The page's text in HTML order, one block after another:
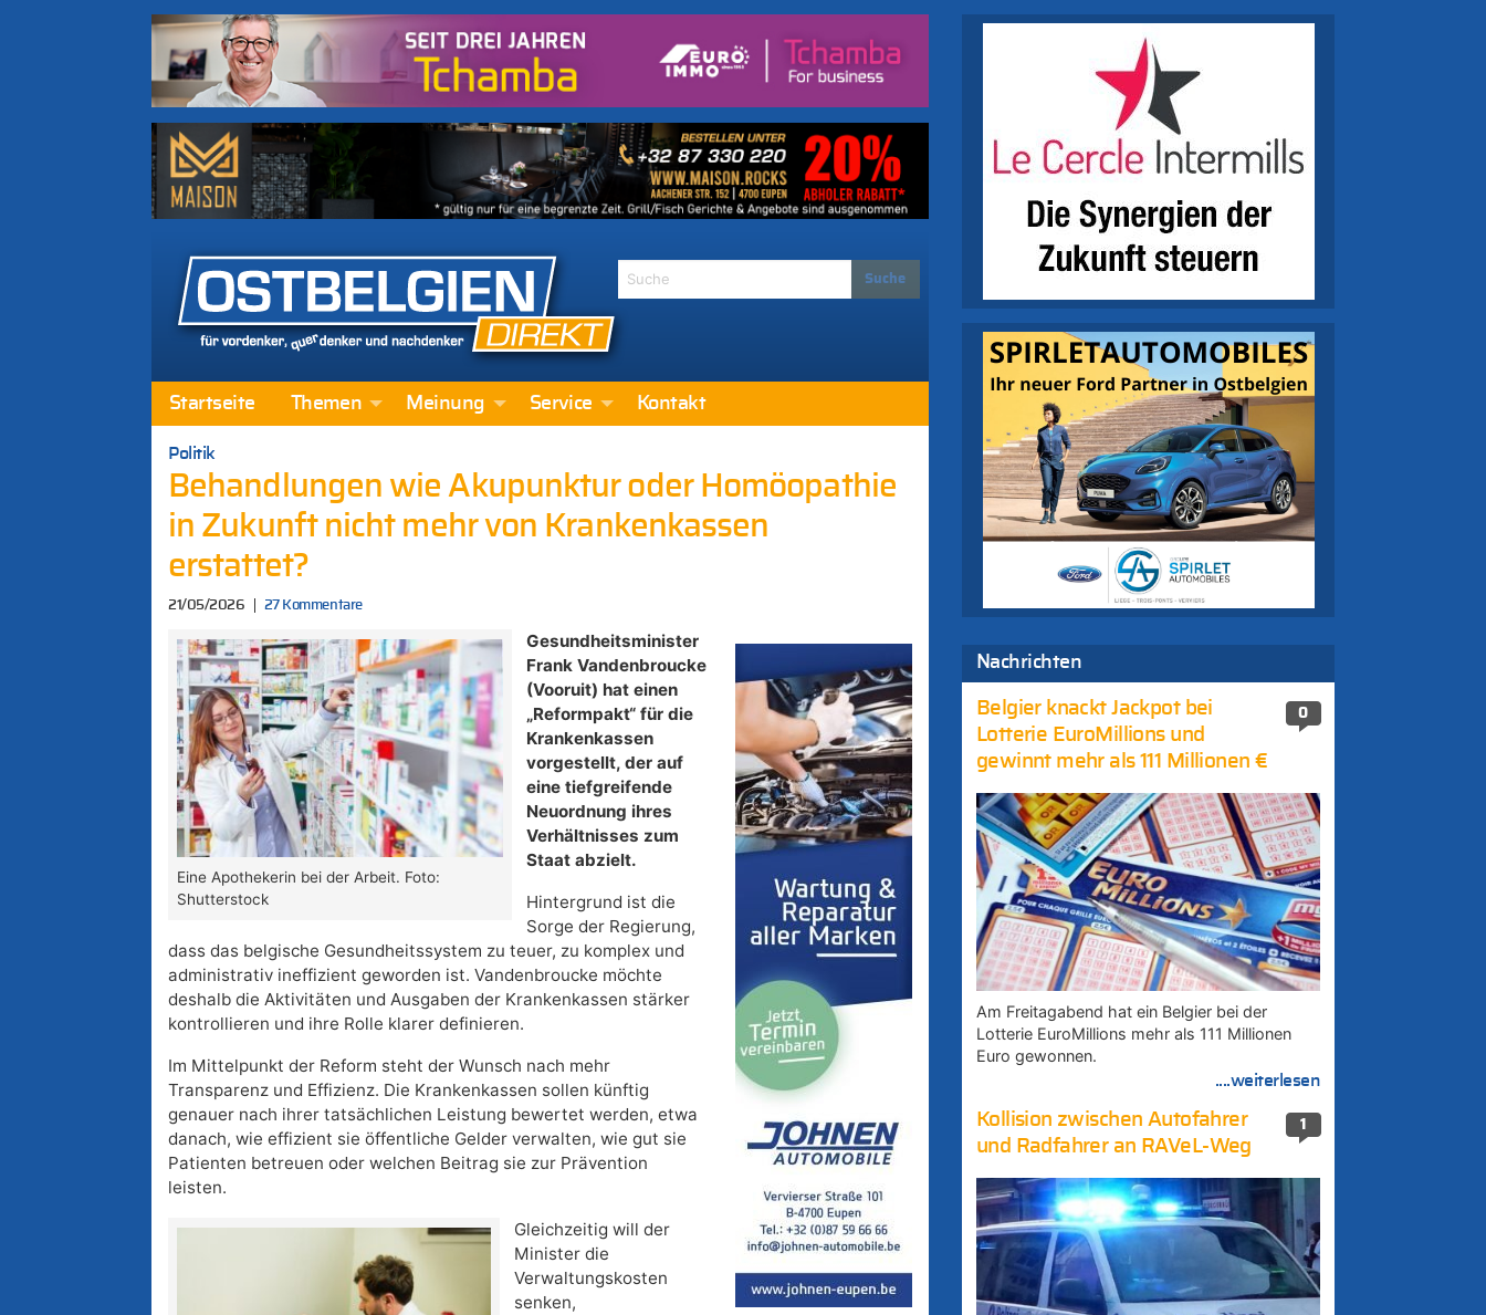
Startseite Themen Meinung Service Kontakt
Politik
Behandlungen wie Akupunktur oder Homöopathie
in Zukunft nicht mehr von Krankenkassen
erstattet?
21/05/2026 27 Kommentare
Eine Apothekerin bei der Arbeit. Foto:
Shutterstock
Gesundheitsminister
Frank Vandenbroucke
(Vooruit) hat einen
„Reformpakt“ für die
Krankenkassen
vorgestellt, der auf
eine tiefgreifende
Neuordnung ihres
Verhältnisses zum
Staat abzielt.
Hintergrund ist die
Sorge der Regierung,
dass das belgische Gesundheitssystem zu teuer, zu komplex und
administrativ ineffizient geworden ist. Vandenbroucke möchte
deshalb die Aktivitäten und Ausgaben der Krankenkassen stärker
kontrollieren und ihre Rolle klarer definieren.
Im Mittelpunkt der Reform steht der Wunsch nach mehr
Transparenz und Effizienz. Die Krankenkassen sollen künftig
genauer nach ihrer tatsächlichen Leistung bewertet werden, etwa
danach, wie effizient sie öffentliche Gelder verwalten, wie gut sie
Patienten betreuen oder welchen Beitrag sie zur Prävention
leisten.
Gleichzeitig will der
Minister die
Verwaltungskosten
senken,
Nachrichten
0
Belgier knackt Jackpot bei
Lotterie EuroMillions und
gewinnt mehr als 111 Millionen €
Am Freitagabend hat ein Belgier bei der
Lotterie EuroMillions mehr als 111 Millionen
Euro gewonnen.
....weiterlesen
1
Kollision zwischen Autofahrer
und Radfahrer an RAVeL-Weg